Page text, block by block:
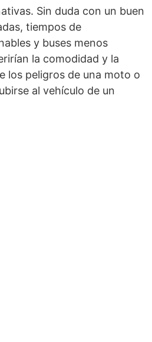
Sin duda con un buen
tiempos de
y buses menos
la comodidad y la
los peligros de una moto o
al vehículo de un